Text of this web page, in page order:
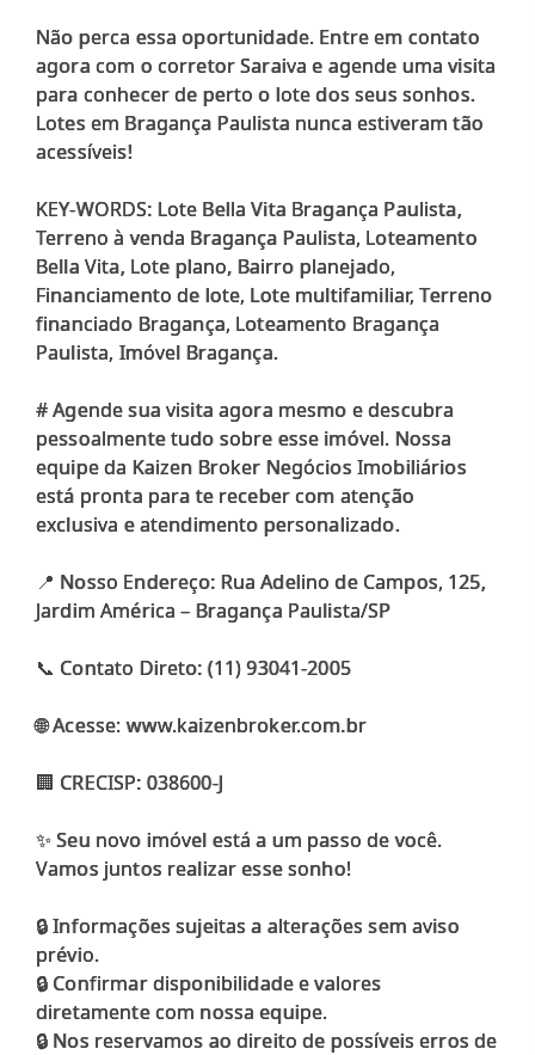
Não perca essa oportunidade. Entre em contato
agora com o corretor Saraiva e agende uma visita
para conhecer de perto o lote dos seus sonhos.
Lotes em Bragança Paulista nunca estiveram tão
acessíveis!
KEY-WORDS: Lote Bella Vita Bragança Paulista,
Terreno à venda Bragança Paulista, Loteamento
Bella Vita, Lote plano, Bairro planejado,
Financiamento de lote, Lote multifamiliar, Terreno
financiado Bragança, Loteamento Bragança
Paulista, Imóvel Bragança.
# Agende sua visita agora mesmo e descubra
pessoalmente tudo sobre esse imóvel. Nossa
equipe da Kaizen Broker Negócios Imobiliários
está pronta para te receber com atenção
exclusiva e atendimento personalizado.
📍 Nosso Endereço: Rua Adelino de Campos, 125,
Jardim América – Bragança Paulista/SP
📞 Contato Direto: (11) 93041-2005
🌐 Acesse: www.kaizenbroker.com.br
🏢 CRECISP: 038600-J
✨ Seu novo imóvel está a um passo de você.
Vamos juntos realizar esse sonho!
🔒 Informações sujeitas a alterações sem aviso
prévio.
🔒 Confirmar disponibilidade e valores
diretamente com nossa equipe.
🔒 Nos reservamos ao direito de possíveis erros de